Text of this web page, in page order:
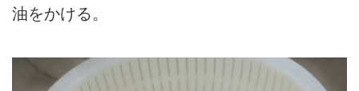
油をかける。